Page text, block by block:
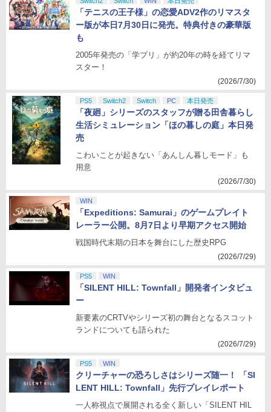
「テニスの王子様」の恋愛ADV2作のリマスタ
ー版が本日7月30日に発売。特典付きの豪華版
も
2005年発売の「学プリ」が約20年の時を経てリマ
スター！
(2026/7/30)
PS5 Switch2 Switch PC 本日発売
「夜廻」シリーズのスタッフが贈る田舎暮らし
生活シミュレーション「ほの暮しの庭」本日発
売
こわいことが起きない「あんしん暮しモード」も
用意
(2026/7/30)
WIN
「Expeditions: Samurai」のゲームプレイト
レーラー公開。8月7日より早期アクセス開始
戦国時代末期の日本を舞台にした歴史RPG
(2026/7/29)
PS5 WIN
「SILENT HILL: Townfall」開発者インタビュ
ー
新要素のCRTVやシリーズ初の舞台となるスコット
ランドについても語られた
(2026/7/29)
PS5 WIN
クリーチャーの恐ろしさはシリーズ随一！ 「SI
LENT HILL: Townfall」先行プレイレポート
一人称視点で展開される全く新しい「SILENT HIL